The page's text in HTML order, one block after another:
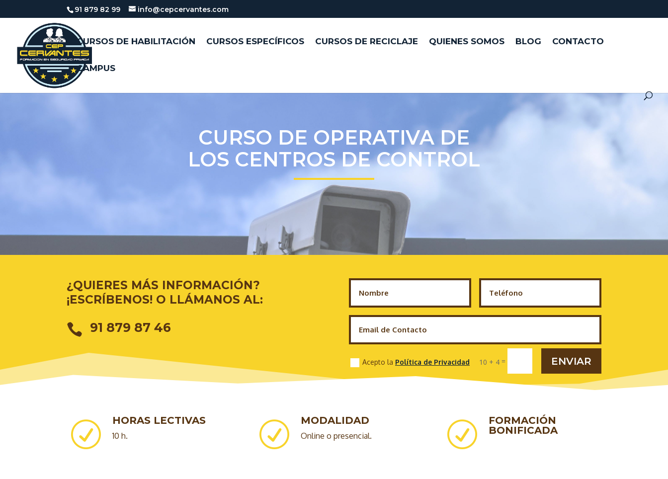
91 879 82 99 info@cepcervantes.com
CURSOS DE HABILITACIÓN CURSOS ESPECÍFICOS CURSOS DE RECICLAJE QUIENES SOMOS BLOG CONTACTO
CAMPUS
CURSO DE OPERATIVA DE
LOS CENTROS DE CONTROL
¿QUIERES MÁS INFORMACIÓN?
¡ESCRÍBENOS! O LLÁMANOS AL:
 91 879 87 46
Acepto la Política de Privacidad 10 + 4= ENVIAR
R HORAS LECTIVAS
10 h. R MODALIDAD
Online o presencial. R
FORMACIÓN
BONIFICADA